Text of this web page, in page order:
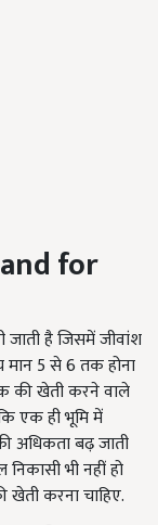
for
जाती है जिसमें जीवांश
मान 5 से 6 तक होना
की खेती करने वाले
एक ही भूमि में
अधिकता बढ़ जाती
भी नहीं हो
करना चाहिए.